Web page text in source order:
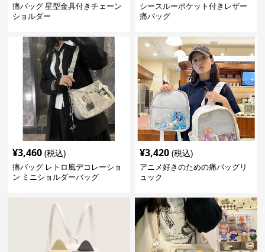
痛バッグ 星型金具付きチェーン
ショルダー
シースルーポケット付きレザー
痛バッグ
¥3,460 (税込)
痛バッグ レトロ風デコレーショ
ン ミニショルダーバッグ
¥3,420 (税込)
アニメ好きのための痛バッグリ
ュック